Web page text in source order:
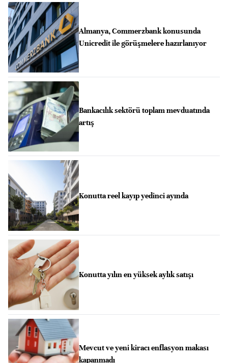
Almanya, Commerzbank konusunda
Unicredit ile görüşmelere hazırlanıyor
Bankacılık sektörü toplam mevduatında
artış
Konutta reel kayıp yedinci ayında
Konutta yılın en yüksek aylık satışı
Mevcut ve yeni kiracı enflasyon makası
kapanmadı